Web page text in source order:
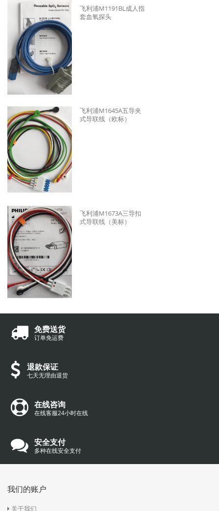
飞利浦M1191BL成人指
套血氧探头
飞利浦M1645A五导夹
式导联线（欧标）
飞利浦M1673A三导扣
式导联线（美标）
免费送货
订单免运费
退款保证
七天无理由退货
在线咨询
在线客服24小时在线
安全支付
多种在线安全支付
我们的账户
关于我们